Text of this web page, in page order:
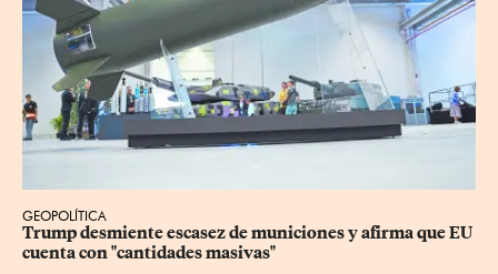
GEOPOLÍTICA
Trump desmiente escasez de municiones y afirma que EU
cuenta con "cantidades masivas"